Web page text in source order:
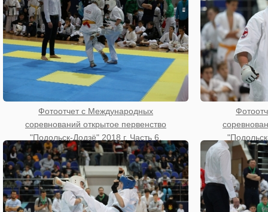
Фотоотчет с Международных
соревнований открытое первенство
"Подольск-Додзё" 2018 г. Часть 6.